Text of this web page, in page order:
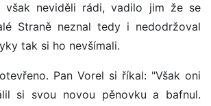
však neviděli rádi, vadilo jim že se
Straně neznal tedy i nedodržoval
tak si ho nevšímali.
Pan Vorel si říkal: "Však oni
si svou novou pěnovku a bafnul.